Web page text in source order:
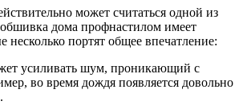
может считаться одной из
дома профнастилом имеет
несколько портят общее впечатление:
усиливать шум, проникающий с
во время дождя появляется довольно